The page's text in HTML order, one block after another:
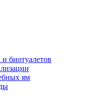
биотуалетов
ям